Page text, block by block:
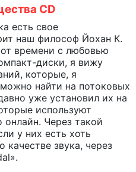
CD
есть свое
наш философ Йохан К.
времени с любовью
диски, я вижу
которые, я
найти на потоковых
уже установил их на
используют
Через такой
у них есть хоть
качестве звука, через